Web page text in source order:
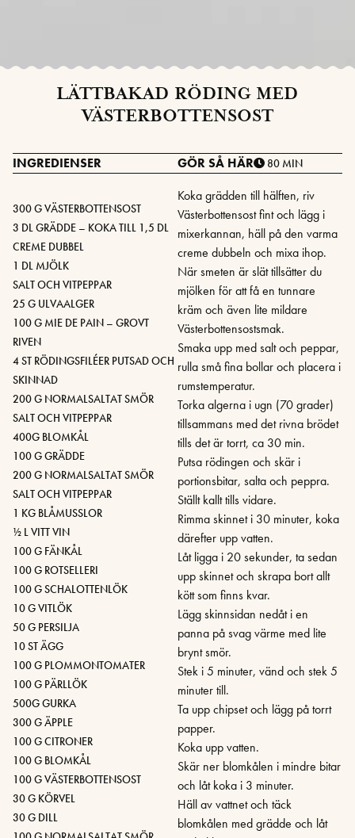
LÄTTBAKAD RÖDING MED
VÄSTERBOTTENSOST
INGREDIENSER
300 G VÄSTERBOTTENSOST
3 DL GRÄDDE – KOKA TILL 1,5 DL
CREME DUBBEL
1 DL MJÖLK
SALT OCH VITPEPPAR
25 G ULVAALGER
100 G MIE DE PAIN – GROVT
RIVEN
4 ST RÖDINGSFILÉER PUTSAD OCH
SKINNAD
200 G NORMALSALTAT SMÖR
SALT OCH VITPEPPAR
400G BLOMKÅL
100 G GRÄDDE
200 G NORMALSALTAT SMÖR
SALT OCH VITPEPPAR
1 KG BLÅMUSSLOR
½ L VITT VIN
100 G FÄNKÅL
100 G ROTSELLERI
100 G SCHALOTTENLÖK
10 G VITLÖK
50 G PERSILJA
10 ST ÄGG
100 G PLOMMONTOMATER
100 G PÄRLLÖK
500G GURKA
300 G ÄPPLE
100 G CITRONER
100 G BLOMKÅL
100 G VÄSTERBOTTENSOST
30 G KÖRVEL
30 G DILL
GÖR SÅ HÄR 80 MIN
Koka grädden till hälften, riv
Västerbottensost fint och lägg i
mixerkannan, häll på den varma
creme dubbeln och mixa ihop.
När smeten är slät tillsätter du
mjölken för att få en tunnare
kräm och även lite mildare
Västerbottensostsmak.
Smaka upp med salt och peppar,
rulla små fina bollar och placera i
rumstemperatur.
Torka algerna i ugn (70 grader)
tillsammans med det rivna brödet
tills det är torrt, ca 30 min.
Putsa rödingen och skär i
portionsbitar, salta och peppra.
Ställt kallt tills vidare.
Rimma skinnet i 30 minuter, koka
därefter upp vatten.
Låt ligga i 20 sekunder, ta sedan
upp skinnet och skrapa bort allt
kött som finns kvar.
Lägg skinnsidan nedåt i en
panna på svag värme med lite
brynt smör.
Stek i 5 minuter, vänd och stek 5
minuter till.
Ta upp chipset och lägg på torrt
papper.
Koka upp vatten.
Skär ner blomkålen i mindre bitar
och låt koka i 3 minuter.
Häll av vattnet och täck
blomkålen med grädde och låt